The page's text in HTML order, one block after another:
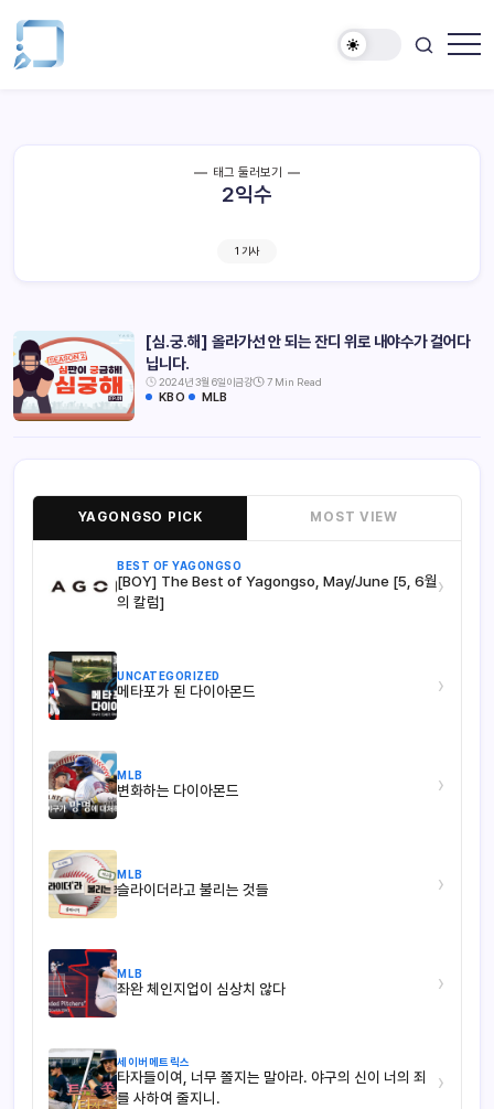
태그 둘러보기
2익수
1 기사
[심.궁.해] 올라가선 안 되는 잔디 위로 내야수가 걸어다
닙니다.
2024년 3월 6일이금강 7 Min Read
KBO MLB
YAGONGSO PICK MOST VIEW
BEST OF YAGONGSO
[BOY] The Best of Yagongso, May/June [5, 6월
의 칼럼]
›
UNCATEGORIZED
메타포가 된 다이아몬드 ›
MLB
변화하는 다이아몬드 ›
MLB
슬라이더라고 불리는 것들 ›
MLB
좌완 체인지업이 심상치 않다 ›
세이버메트릭스
타자들이여, 너무 쫄지는 말아라. 야구의 신이 너의 죄
를 사하여 줄지니.
›